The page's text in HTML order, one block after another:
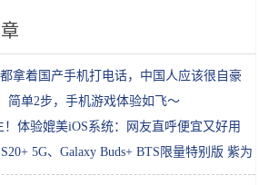
拿着国产手机打电话，中国人应该很自豪
简单2步，手机游戏体验如飞～
体验媲美iOS系统：网友直呼便宜又好用
5G、Galaxy Buds+ BTS限量特别版 紫为